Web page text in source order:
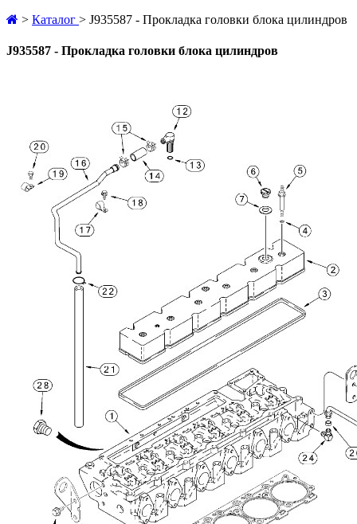
> Каталог > J935587 - Прокладка головки блока цилиндров
J935587 - Прокладка головки блока цилиндров